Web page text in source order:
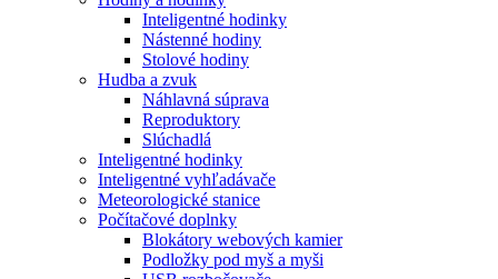
Inteligentné hodinky
Nástenné hodiny
Stolové hodiny
Hudba a zvuk
Náhlavná súprava
Reproduktory
Slúchadlá
Inteligentné hodinky
Inteligentné vyhľadávače
Meteorologické stanice
Počítačové doplnky
Blokátory webových kamier
Podložky pod myš a myši